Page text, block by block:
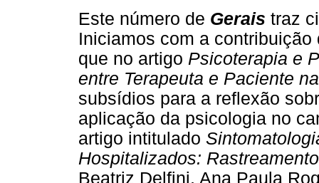
Este número de Gerais traz
Iniciamos com a
que no artigo Psicoterapia e
entre Terapeuta e Paciente
subsídios para a reflexão
aplicação da psicologia no
artigo intitulado
Hospitalizados:
Beatriz Delfini, Ana Paula